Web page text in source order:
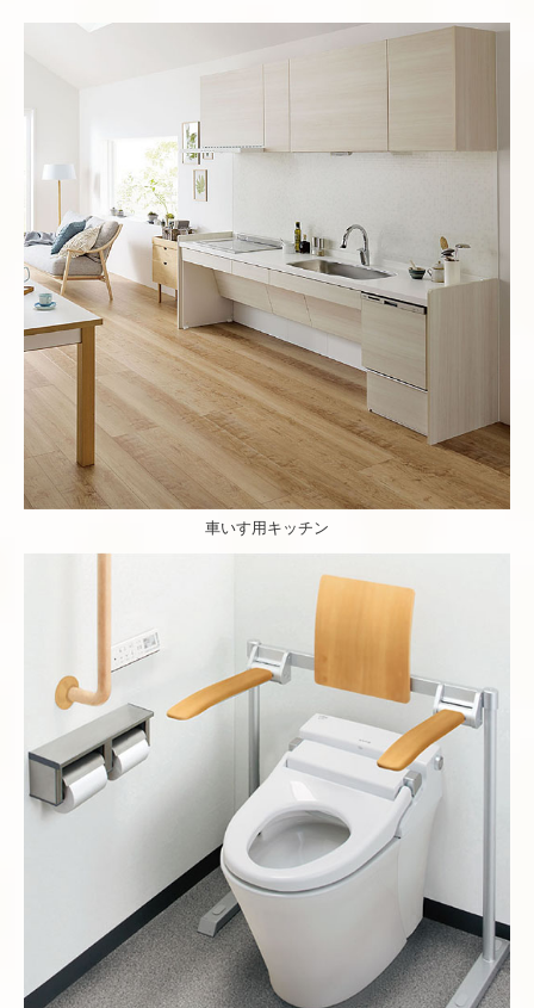
車いす用キッチン